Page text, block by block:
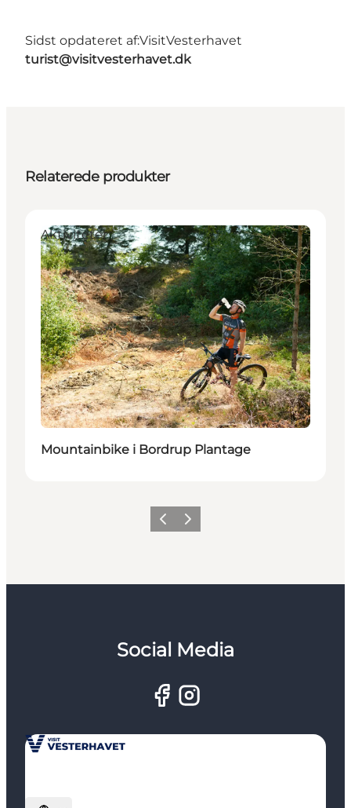
Sidst opdateret af:VisitVesterhavet
turist@visitvesterhavet.dk
Relaterede produkter
Aktiviteter
Mountainbike i Bordrup Plantage
ForrigeNæste
Social Media